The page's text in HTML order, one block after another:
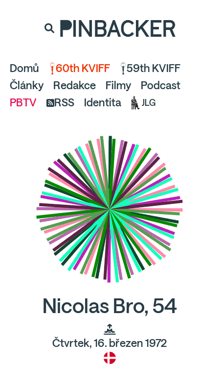
a pusťte se do čtení.
PINBACKER
Domů 60th KVIFF
59th KVIFF
Články
Redakce Filmy
Podcast
PBTV
RSS Identita JLG
Nicolas Bro, 54
Čtvrtek, 16. březen 1972